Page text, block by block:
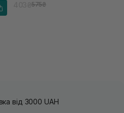
575₴
від 3000 UAH